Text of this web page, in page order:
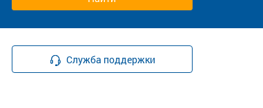
Служба поддержки